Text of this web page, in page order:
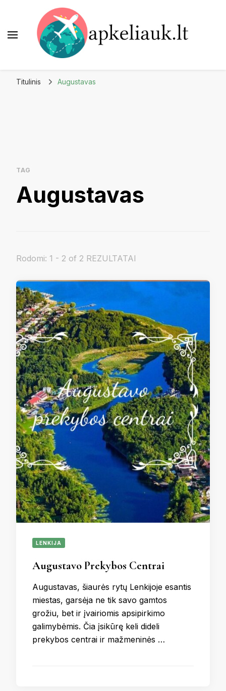
Titulinis Augustavas
TAG
Augustavas
Rodomi: 1 - 2 of 2 REZULTATAI
LENKIJA
Augustavo Prekybos Centrai
Augustavas, šiaurės rytų Lenkijoje esantis
miestas, garsėja ne tik savo gamtos
grožiu, bet ir įvairiomis apsipirkimo
galimybėmis. Čia įsikūrę keli dideli
prekybos centrai ir mažmeninės …